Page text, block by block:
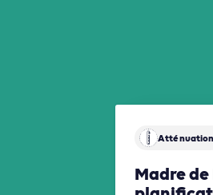
Atténuation
Madre de